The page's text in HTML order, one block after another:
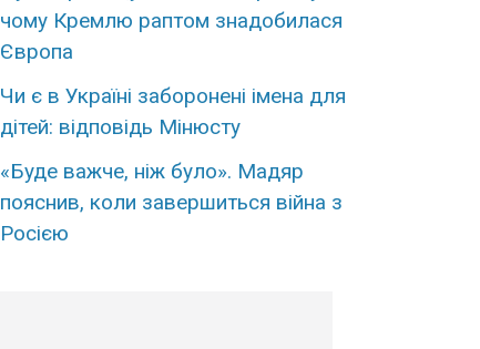
чому Кремлю раптом знадобилася
Європа
Чи є в Україні заборонені імена для
дітей: відповідь Мінюсту
«Буде важче, ніж було». Мадяр
пояснив, коли завершиться війна з
Росією